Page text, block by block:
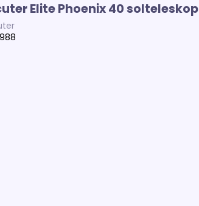
Elite Phoenix 40 solteleskop